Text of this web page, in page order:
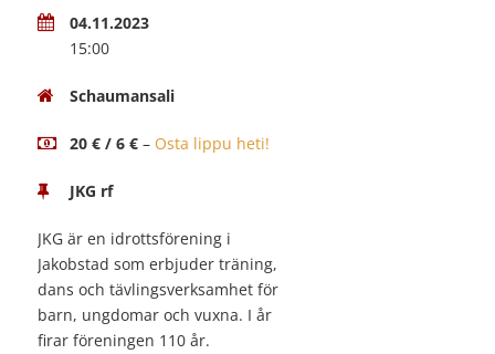
04.11.2023
15:00
Schaumansali
20 € / 6 € – Osta lippu heti!
JKG rf
JKG är en idrottsförening i
Jakobstad som erbjuder träning,
dans och tävlingsverksamhet för
barn, ungdomar och vuxna. I år
firar föreningen 110 år.